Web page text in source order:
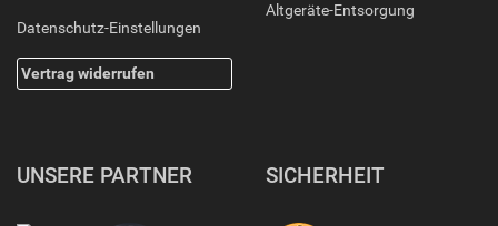
Datenschutz-Einstellungen
Vertrag widerrufen
Altgeräte-Entsorgung
UNSERE PARTNER SICHERHEIT